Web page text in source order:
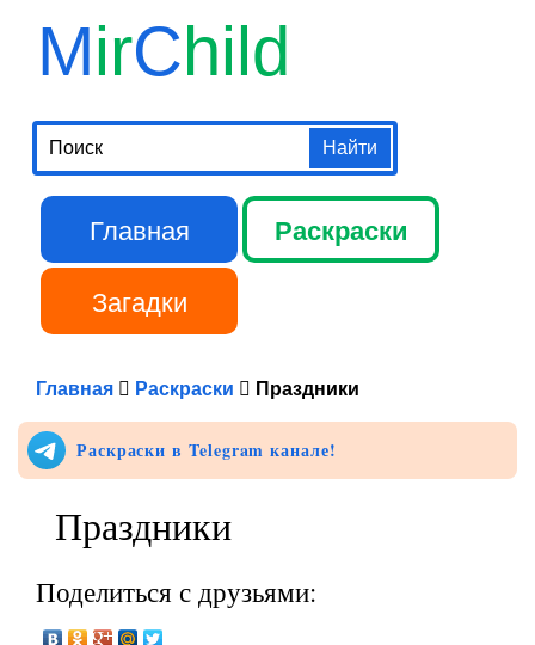
основному
содержанию
MirChild
Поиск
Главное меню
Главная Раскраски
Загадки
Главная Раскраски Праздники
Раскраски в Telegram канале!
Праздники
Поделиться с друзьями: